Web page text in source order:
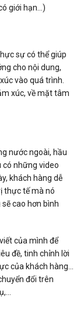
giới hạn…)
sự có thể giúp
cho nội dung,
vào quá trình.
xúc, về mặt tâm
nước ngoài, hầu
có những video
khách hàng dễ
thực tế mà nó
cao hơn bình
của mình để
đề, tinh chỉnh lời
của khách hàng…
đổi trên